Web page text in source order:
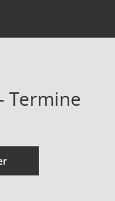
Termine